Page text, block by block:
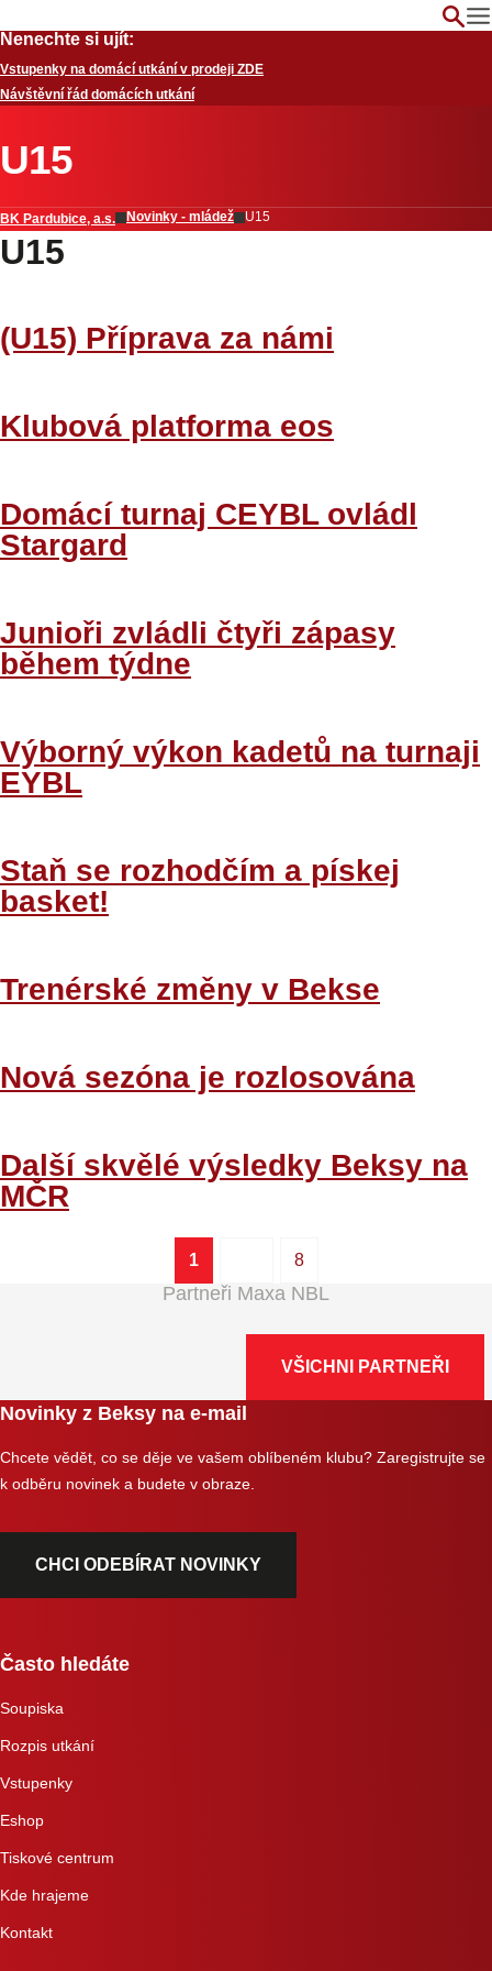
Nenechte si ujít:
Vstupenky na domácí utkání v prodeji ZDE
Návštěvní řád domácích utkání
U15
BK Pardubice, a.s. Novinky - mládež U15
U15
(U15) Příprava za námi
Klubová platforma eos
Domácí turnaj CEYBL ovládl
Stargard
Junioři zvládli čtyři zápasy
během týdne
Výborný výkon kadetů na turnaji
EYBL
Staň se rozhodčím a pískej
basket!
Trenérské změny v Bekse
Nová sezóna je rozlosována
Další skvělé výsledky Beksy na
MČR
1 Následující
8
Partneři Maxa NBL
VŠICHNI PARTNEŘI
Novinky z Beksy na e-mail
Chcete vědět, co se děje ve vašem oblíbeném klubu? Zaregistrujte se
k odběru novinek a budete v obraze.
CHCI ODEBÍRAT NOVINKY
Často hledáte
Soupiska
Rozpis utkání
Vstupenky
Eshop
Tiskové centrum
Kde hrajeme
Kontakt